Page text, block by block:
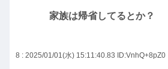
家族は帰省してるとか？
8 : 2025/01/01(水) 15:11:40.83 ID:VnhQ+8pZ0